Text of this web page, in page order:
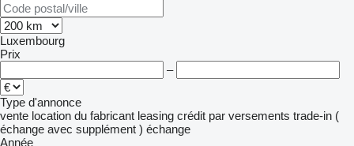
Luxembourg
Prix
–
Type d'annonce
vente location du fabricant leasing crédit par versements trade-in (
échange avec supplément ) échange
Année